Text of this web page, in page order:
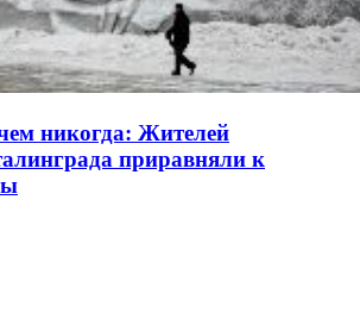
никогда: Жителей
приравняли к